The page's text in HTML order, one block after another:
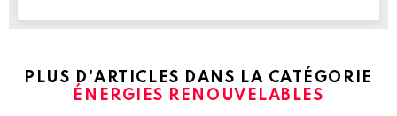
PLUS D'ARTICLES DANS LA CATÉGORIE
ÉNERGIES RENOUVELABLES